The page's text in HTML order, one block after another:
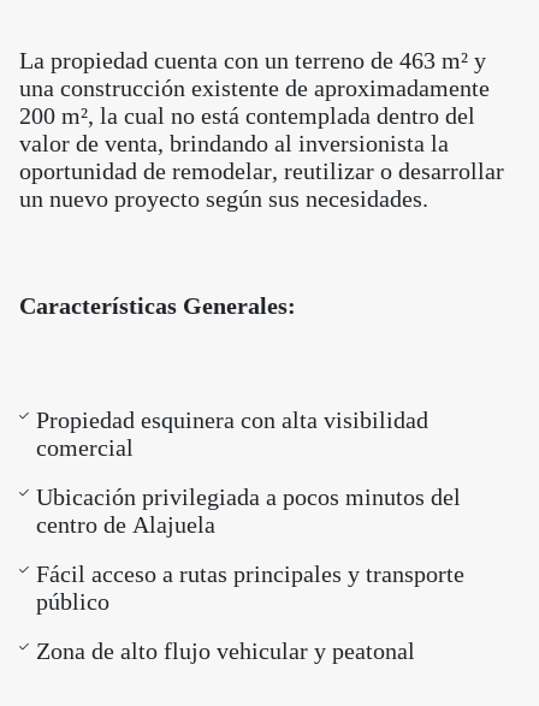
La propiedad cuenta con un terreno de 463 m² y
una construcción existente de aproximadamente
200 m², la cual no está contemplada dentro del
valor de venta, brindando al inversionista la
oportunidad de remodelar, reutilizar o desarrollar
un nuevo proyecto según sus necesidades.
Características Generales:
Propiedad esquinera con alta visibilidad
comercial
Ubicación privilegiada a pocos minutos del
centro de Alajuela
Fácil acceso a rutas principales y transporte
público
Zona de alto flujo vehicular y peatonal